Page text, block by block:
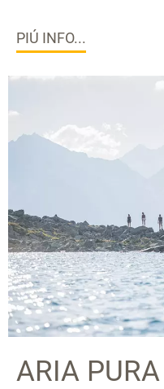
PIÚ INFO...
ARIA